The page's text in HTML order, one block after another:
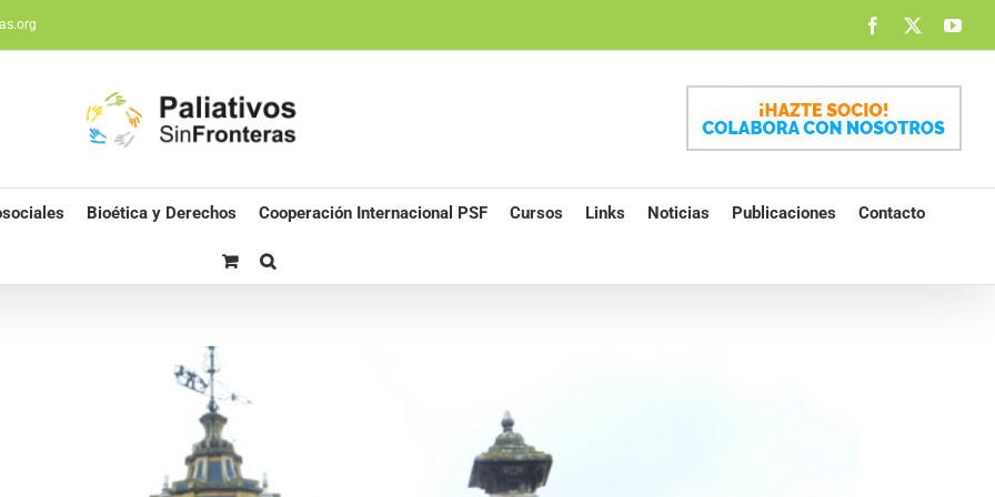
Facebook
Bioética y Derechos Cooperación Internacional PSF Cursos Links Noticias Publicaciones Contacto